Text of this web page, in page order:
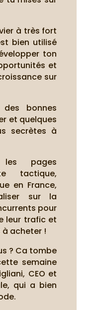
à très fort
bien utilisé
ton
et
sur
bonnes
et quelques
secrètes à
les pages
tactique,
en France,
sur la
pour
leur trafic et
acheter !
? Ca tombe
semaine
CEO et
qui a bien